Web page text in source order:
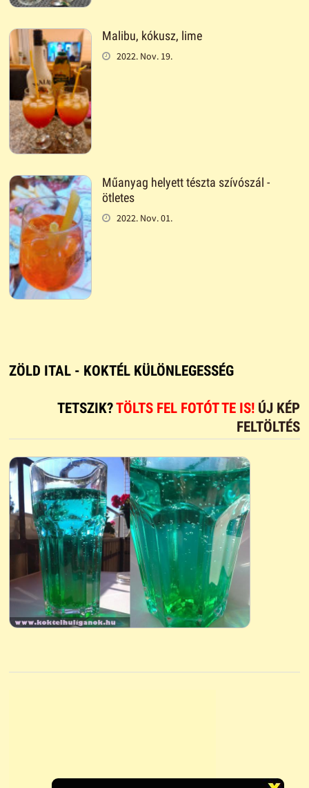
Malibu, kókusz, lime
2022. Nov. 19.
Műanyag helyett tészta szívószál -
ötletes
2022. Nov. 01.
ZÖLD ITAL - KOKTÉL KÜLÖNLEGESSÉG
TETSZIK?TÖLTS FEL FOTÓT TE IS! ÚJ KÉP
FELTÖLTÉS